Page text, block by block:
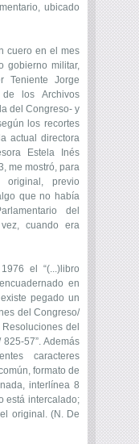
ubicado
cuero en el mes
gobierno militar,
Teniente Jorge
los Archivos
del Congreso- y
los recortes
actual directora
Estela Inés
me mostró, para
original, previo
que no había
del
cuando era
el “(...)libro
en
pegado un
del Congreso/
del
57”. Además
caracteres
formato de
interlínea 8
está intercalado;
original. (N. De